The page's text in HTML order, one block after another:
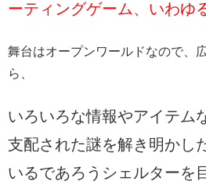
ーティングゲーム、いわゆ
舞台はオープンワールドなので、
ら、
いろいろな情報やアイテム
支配された謎を解き明かし
いるであろうシェルターを